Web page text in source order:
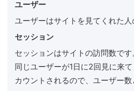
ユーザー
ユーザーはサイトを見てくれた人
セッション
セッションはサイトの訪問数です
同じユーザーが1日に2回見に来
カウントされるので、ユーザー